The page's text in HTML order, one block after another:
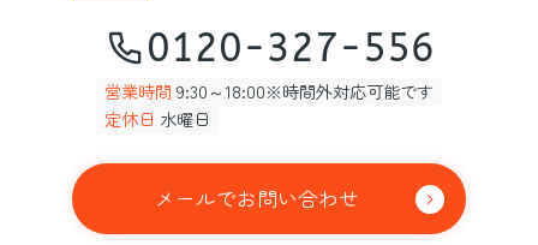
0120-327-556
営業時間 9:30～18:00※時間外対応可能です
定休日 水曜日
メールでお問い合わせ